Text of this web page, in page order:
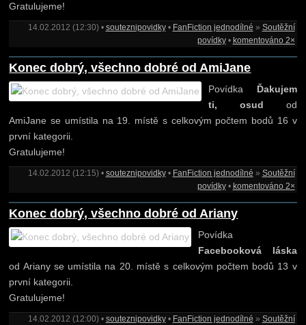
Gratulujeme!
14.02.2012 (12:30) • souteznipovidky• FanFiction jednodílné » Soutěžní
povídky• komentováno 2×
Konec dobrý, všechno dobré od AmiJane
Povídka Ďakujem
ti, osud od
AmiJane se umístila na 19. místě s celkovým počtem bodů 16 v
první kategorii.
Gratulujeme!
14.02.2012 (12:15) • souteznipovidky• FanFiction jednodílné » Soutěžní
povídky• komentováno 2×
Konec dobrý, všechno dobré od Ariany
Povídka
Facebooková láska
od Ariany se umístila na 20. místě s celkovým počtem bodů 13 v
první kategorii.
Gratulujeme!
14.02.2012 (12:00) • souteznipovidky• FanFiction jednodílné » Soutěžní